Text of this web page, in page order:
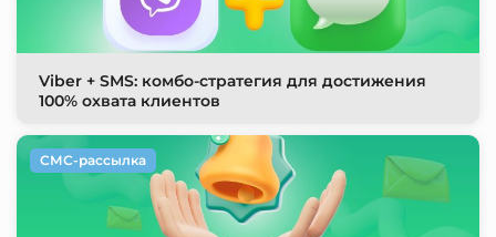
Viber + SMS: комбо-стратегия для достижения
100% охвата клиентов
СМС-рассылка